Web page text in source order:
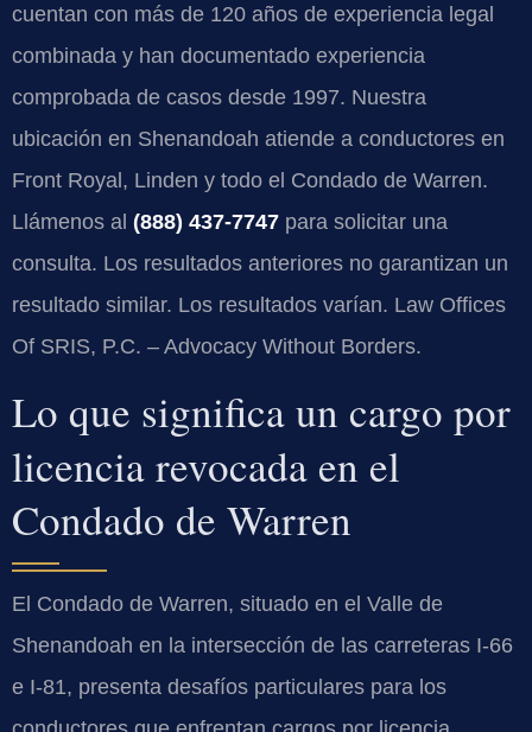
cuentan con más de 120 años de experiencia legal
combinada y han documentado experiencia
comprobada de casos desde 1997. Nuestra
ubicación en Shenandoah atiende a conductores en
Front Royal, Linden y todo el Condado de Warren.
Llámenos al (888) 437-7747 para solicitar una
consulta. Los resultados anteriores no garantizan un
resultado similar. Los resultados varían. Law Offices
Of SRIS, P.C. – Advocacy Without Borders.
Lo que significa un cargo por
licencia revocada en el
Condado de Warren
El Condado de Warren, situado en el Valle de
Shenandoah en la intersección de las carreteras I-66
e I-81, presenta desafíos particulares para los